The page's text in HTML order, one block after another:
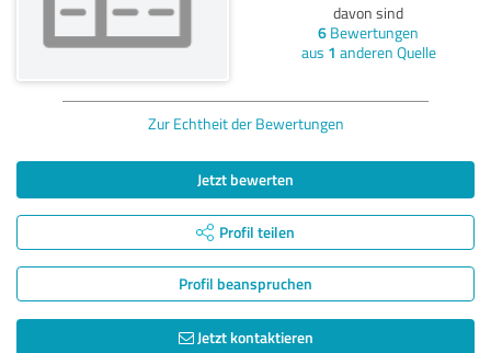
davon sind
6 Bewertungen
aus 1 anderen Quelle
Zur Echtheit der Bewertungen
Jetzt bewerten
Profil teilen
Profil beanspruchen
Jetzt kontaktieren